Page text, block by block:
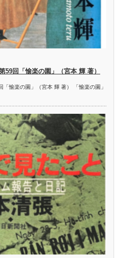
59回「愉楽の園」（宮本 輝 著）
「愉楽の園」（宮本 輝 著） 「愉楽の園」